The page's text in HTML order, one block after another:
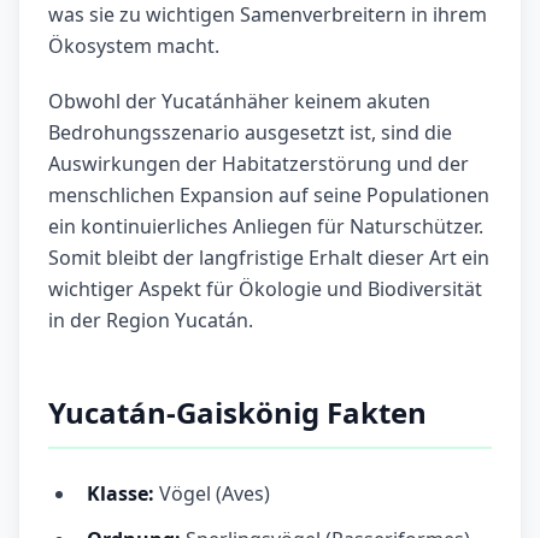
was sie zu wichtigen Samenverbreitern in ihrem
Ökosystem macht.
Obwohl der Yucatánhäher keinem akuten
Bedrohungsszenario ausgesetzt ist, sind die
Auswirkungen der Habitatzerstörung und der
menschlichen Expansion auf seine Populationen
ein kontinuierliches Anliegen für Naturschützer.
Somit bleibt der langfristige Erhalt dieser Art ein
wichtiger Aspekt für Ökologie und Biodiversität
in der Region Yucatán.
Yucatán-Gaiskönig Fakten
Klasse: Vögel (Aves)